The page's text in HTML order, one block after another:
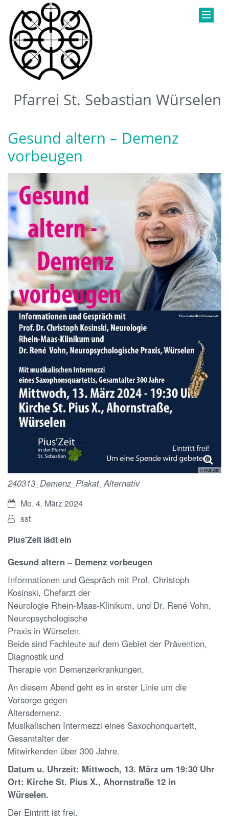
Pfarrei St. Sebastian Würselen
Gesund altern – Demenz
vorbeugen
© Pius'Zeit
240313_Demenz_Plakat_Alternativ
Datum:Mo. 4. März 2024
Von:sst
Pius'Zeit lädt ein
Gesund altern – Demenz vorbeugen
Informationen und Gespräch mit Prof. Christoph
Kosinski, Chefarzt der
Neurologie Rhein-Maas-Klinikum, und Dr. René Vohn,
Neuropsychologische
Praxis in Würselen.
Beide sind Fachleute auf dem Gebiet der Prävention,
Diagnostik und
Therapie von Demenzerkrankungen.
An diesem Abend geht es in erster Linie um die
Vorsorge gegen
Altersdemenz.
Musikalischen Intermezzi eines Saxophonquartett,
Gesamtalter der
Mitwirkenden über 300 Jahre.
Datum u. Uhrzeit: Mittwoch, 13. März um 19:30 Uhr
Ort: Kirche St. Pius X., Ahornstraße 12 in
Würselen.
Der Eintritt ist frei.